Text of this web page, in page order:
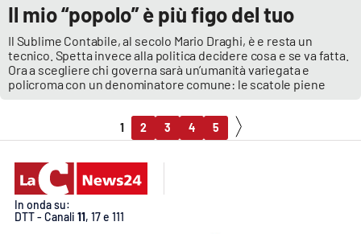
Il mio “popolo” è più figo del tuo
Il Sublime Contabile, al secolo Mario Draghi, è e resta un
tecnico. Spetta invece alla politica decidere cosa e se va fatta.
Ora a scegliere chi governa sarà un’umanità variegata e
policroma con un denominatore comune: le scatole piene
1 2 3 4 5
In onda su:
DTT - Canali 11, 17 e 111